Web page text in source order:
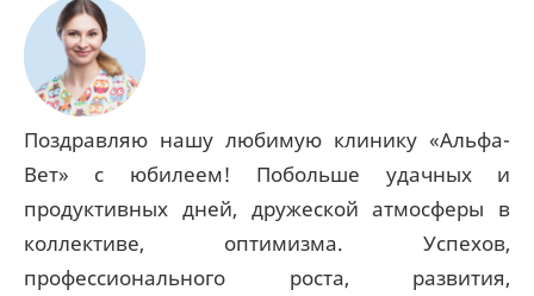
Поздравляю нашу любимую клинику «Альфа-
Вет» с юбилеем! Побольше удачных и
продуктивных дней, дружеской атмосферы в
коллективе, оптимизма. Успехов,
профессионального роста, развития,